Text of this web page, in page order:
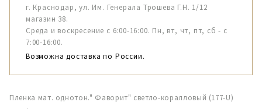
г. Краснодар, ул. Им. Генерала Трошева Г.Н. 1/12
магазин 38.
Среда и воскресение с 6:00-16:00. Пн, вт, чт, пт, сб - с
7:00-16:00.
Возможна доставка по России.
Пленка мат. однотон." Фаворит" светло-коралловый (177-U)